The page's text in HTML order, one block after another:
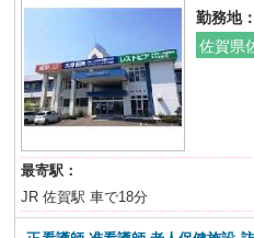
勤務地：
佐賀県
最寄駅：
JR 佐賀駅 車で18分